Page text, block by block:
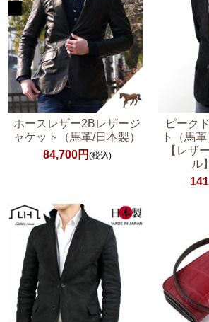
ホースレザー2Bレザージ
ャケット（馬革/日本製）
84,700円 (税込)
ピーク
ト（馬
【レザ
ル